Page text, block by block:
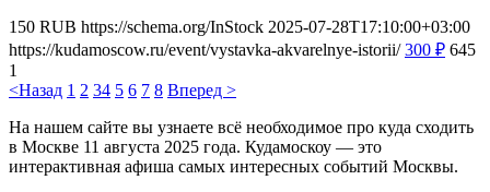
150 RUB https://schema.org/InStock 2025-07-28T17:10:00+03:00
https://kudamoscow.ru/event/vystavka-akvarelnye-istorii/ 300 ₽ 645
1
<Назад 1 2 34 5 6 7 8 Вперед >
На нашем сайте вы узнаете всё необходимое про куда сходить
в Москве 11 августа 2025 года. Кудамоскоу — это
интерактивная афиша самых интересных событий Москвы.